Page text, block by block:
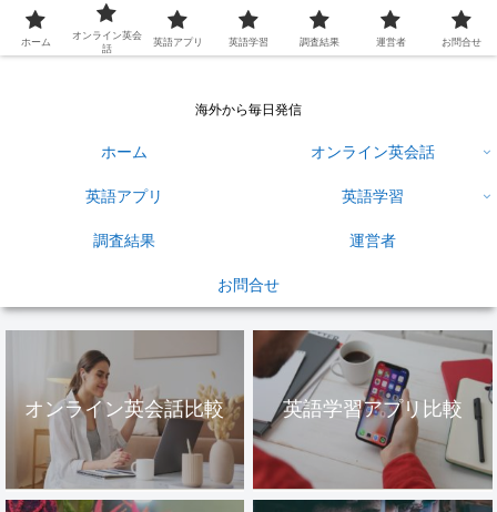
英語学習ひろば
海外から毎日発信
ホーム オンライン英会話
英語アプリ 英語学習
調査結果 運営者
お問合せ
オンライン英会話比較 英語学習アプリ比較
ホーム
オンライン英会
話
英語アプリ 英語学習 調査結果 運営者 お問合せ